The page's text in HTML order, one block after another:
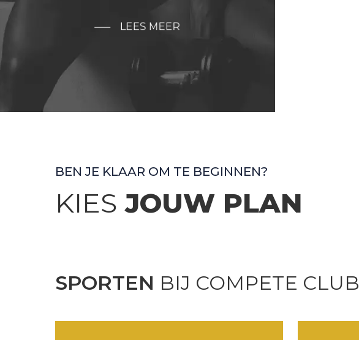
LEES MEER
BEN JE KLAAR OM TE BEGINNEN?
KIES JOUW PLAN
SPORTEN BIJ COMPETE CLUB